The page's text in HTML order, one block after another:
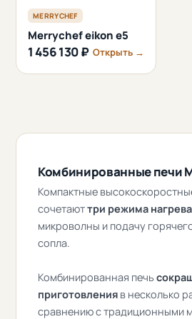
MERRYCHEF
Merrychef eikon e5
1 456 130 ₽ Открыть →
Комбинированные печи
Компактные
сочетаюттри режима нагрева
микроволны и подачу
сопла.
Комбинированная печь
приготовления в несколько
сравнению с традиционными